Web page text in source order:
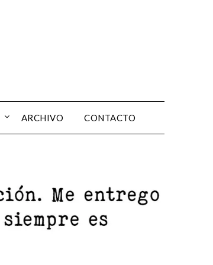
ARCHIVO CONTACTO